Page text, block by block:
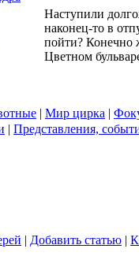
Наступили
наконец-то в
пойти? Конечно
Цветном
| Мир цирка |
| Представления,
| Добавить статью |